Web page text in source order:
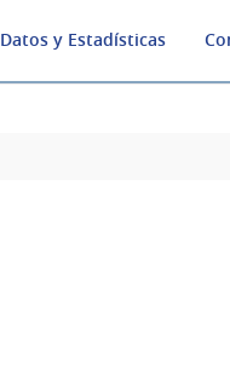
Datos y Estadísticas